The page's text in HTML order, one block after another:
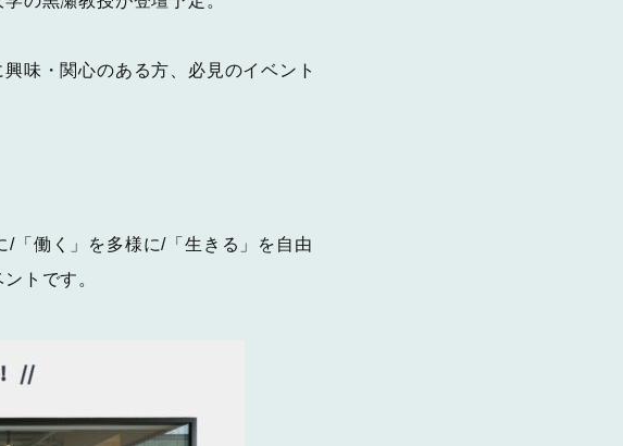
味・関心のある方、必見のイベント
/「働く」を多様に/「生きる」を自由
トです。